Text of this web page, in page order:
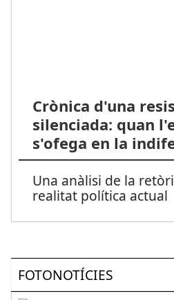
Crònica d'una
silenciada: quan
s'ofega en la
Una anàlisi de la
realitat política actual
FOTONOTÍCIES